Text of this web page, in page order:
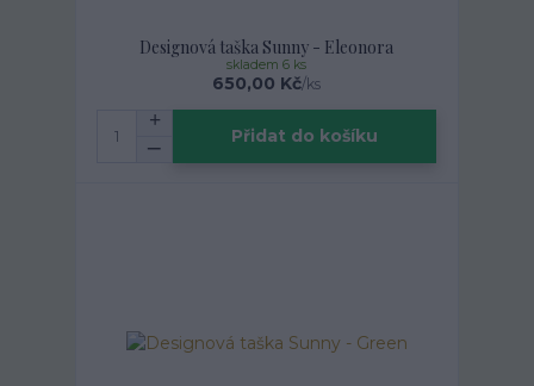
Designová taška Sunny - Eleonora
650,00 Kč/ks
skladem 6 ks
Přidat do košíku